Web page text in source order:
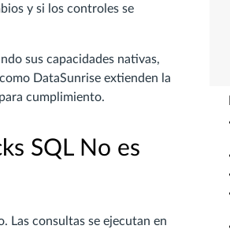
y si los controles se
sus capacidades nativas,
DataSunrise extienden la
cumplimiento.
SQL No es
Las consultas se ejecutan en